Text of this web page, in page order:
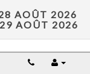
AOÛT 2026
AOÛT 2026